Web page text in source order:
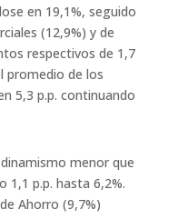
en 19,1%, seguido
(12,9%) y de
respectivos de 1,7
promedio de los
5,3 p.p. continuando
menor que
1,1 p.p. hasta 6,2%.
Ahorro (9,7%)